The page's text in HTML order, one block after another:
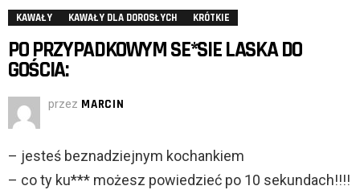
KAWAŁY KAWAŁY DLA DOROSŁYCH KRÓTKIE
PO PRZYPADKOWYM SE*SIE LASKA DO
GOŚCIA:
przez MARCIN
– jesteś beznadziejnym kochankiem
– co ty ku*** możesz powiedzieć po 10 sekundach!!!!